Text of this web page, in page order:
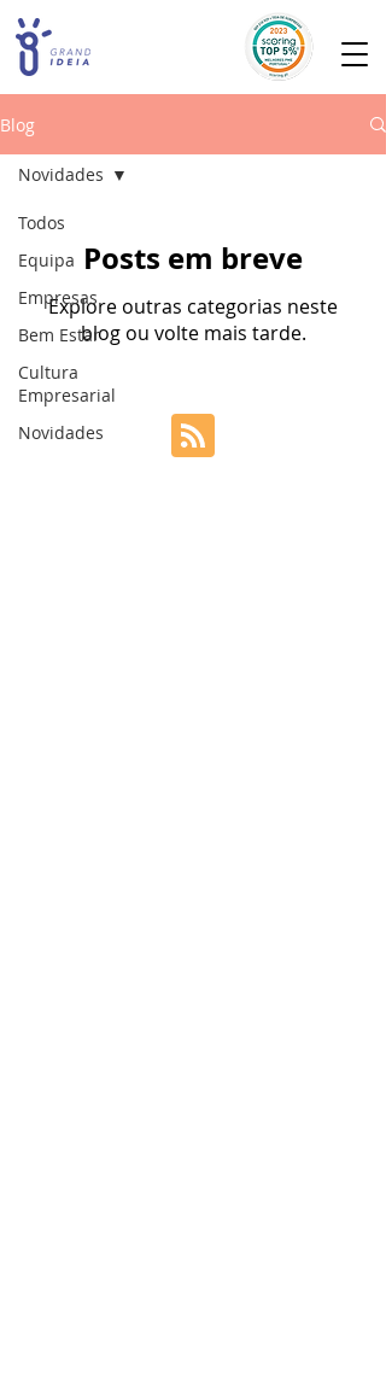
Blog
Todos
Equipa
Empresas
Bem Estar
Cultura
Empresarial
Novidades
Novidades
Posts em breve
Explore outras categorias neste
blog ou volte mais tarde.